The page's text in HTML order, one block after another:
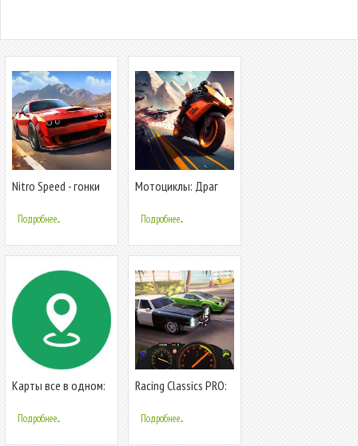
Nitro Speed - гонки
Подробнее...
Мотоциклы: Драг
Подробнее...
Карты все в одном:
скоростные к
Подробнее...
Racing Classics PRO:
Уличные Гонки
Подробнее...